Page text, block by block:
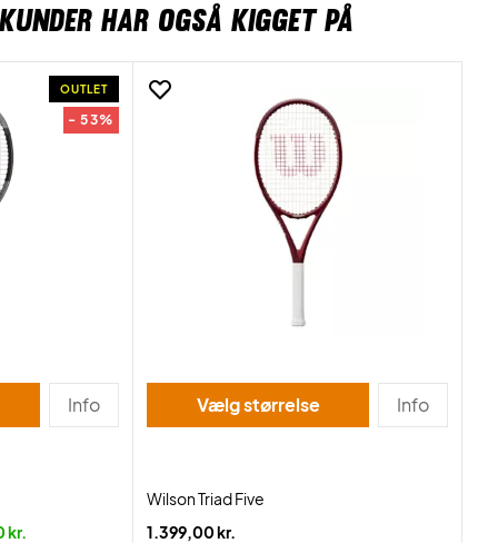
HAR OGSÅ KIGGET PÅ
OUTLET
- 53%
Info
kr.
Vælg størrelse Info
Wilson Triad Five
1.399,00 kr.